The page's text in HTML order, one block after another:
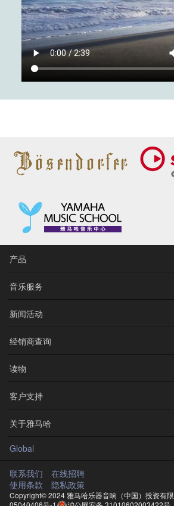
产品
音乐服务
新闻活动
经销商查询
读物
客户支持
关于雅马哈
Global
联系我们
在线招聘
使用条款
隐私政策
Copyright© 2024 雅马哈乐器音响（中国）投资有